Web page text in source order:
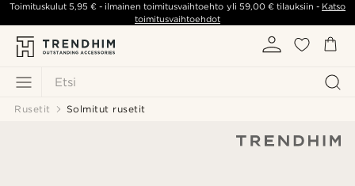
Etsi
Toimituskulut5,95 € - ilmainen toimitusvaihtoehto yli 59,00 €tilauksiin - Katso
toimitusvaihtoehdot
Rusetit Solmitut rusetit